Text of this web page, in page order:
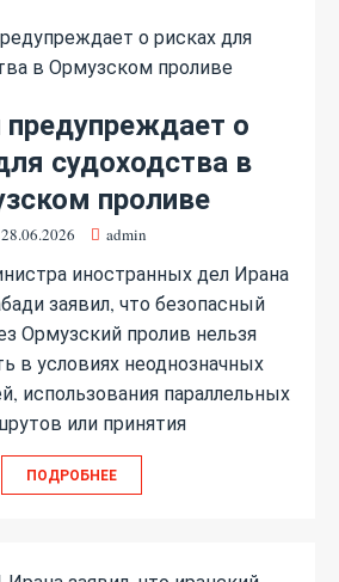
предупреждает о
судоходства в
проливе
28.06.2026 admin
иностранных дел Ирана
заявил, что безопасный
Ормузский пролив нельзя
в условиях неоднозначных
использования параллельных
или принятия
ПОДРОБНЕЕ